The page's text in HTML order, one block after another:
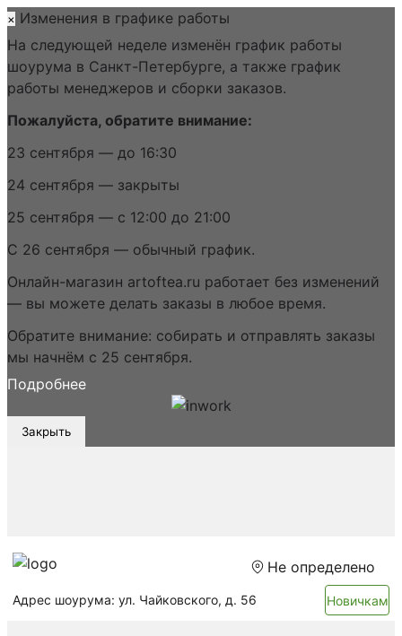
× Изменения в графике работы
На следующей неделе изменён график работы
шоурума в Санкт-Петербурге, а также график
работы менеджеров и сборки заказов.
Пожалуйста, обратите внимание:
23 сентября — до 16:30
24 сентября — закрыты
25 сентября — с 12:00 до 21:00
С 26 сентября — обычный график.
Онлайн-магазин artoftea.ru работает без изменений
— вы можете делать заказы в любое время.
Обратите внимание: собирать и отправлять заказы
мы начнём с 25 сентября.
Подробнее
Закрыть
Не определено
Адрес шоурума: ул. Чайковского, д. 56 Новичкам